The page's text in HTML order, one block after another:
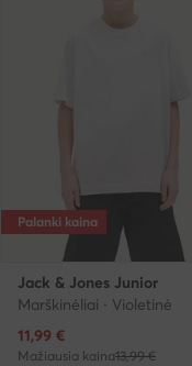
Palanki kaina
Jack & Jones Junior
Marškinėliai · Violetinė
Dabartinė kaina
11,99 €
Mažiausia kaina13,99 €